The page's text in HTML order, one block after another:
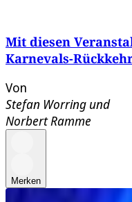
Mit diesen
Karnevals-
Von
Stefan Worring und
Norbert Ramme
Merken